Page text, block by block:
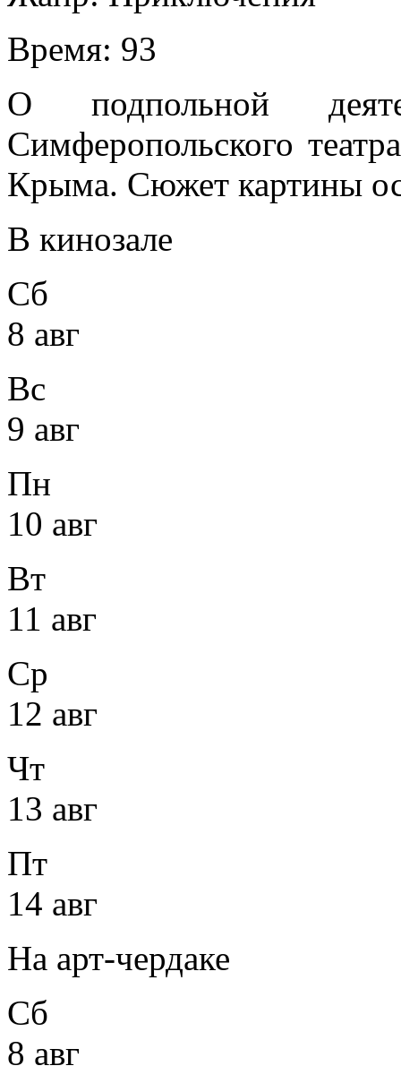
Время: 93
О подпольной
Симферопольского
Крыма. Сюжет картины
В кинозале
Сб
8 авг
Вс
9 авг
Пн
10 авг
Вт
11 авг
Ср
12 авг
Чт
13 авг
Пт
14 авг
На арт-чердаке
Сб
8 авг